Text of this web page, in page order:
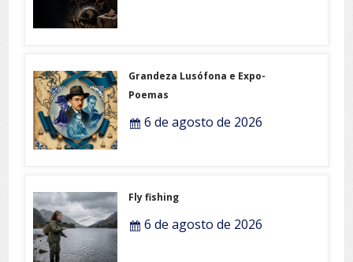
Grandeza Lusófona e Expo-
Poemas
6 de agosto de 2026
Fly fishing
6 de agosto de 2026